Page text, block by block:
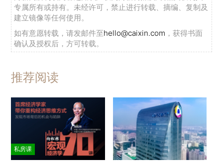
专属所有或持有。未经许可，禁止进行转载、摘编、复制及
建立镜像等任何使用。
如有意愿转载，请发邮件至hello@caixin.com ，获得书面
确认及授权后，方可转载。
推荐阅读
私房课